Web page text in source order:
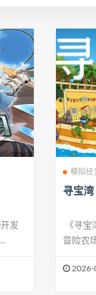
发
模拟经
寻宝湾
《寻宝
冒险农
2026-